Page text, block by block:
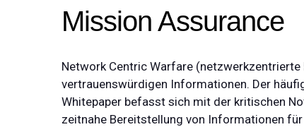
Mission Assurance
Network Centric Warfare
vertrauenswürdigen Informationen. Der
Whitepaper befasst sich mit der kritischen
zeitnahe Bereitstellung von Informationen